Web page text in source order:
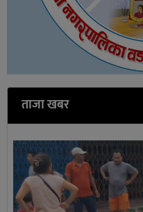
ताजा खबर